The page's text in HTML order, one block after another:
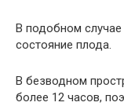
В подобном
состояние плода.
В безводном
более 12 часов,